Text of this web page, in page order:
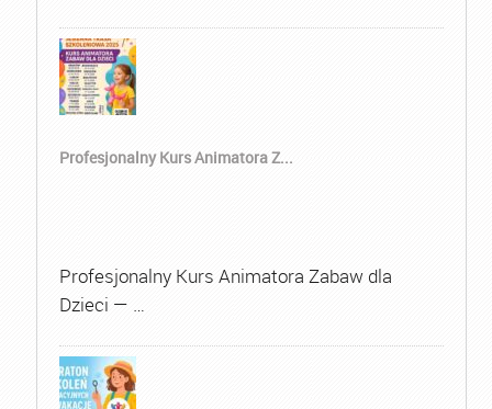
Profesjonalny Kurs Animatora Z...
Profesjonalny Kurs Animatora Zabaw dla
Dzieci — …